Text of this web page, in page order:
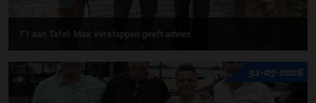
F1 aan Tafel: Max Verstappen geeft advies
31-07-2026